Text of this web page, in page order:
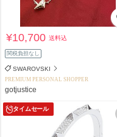
¥10,700送料込
関税負担なし
SWAROVSKI
PREMIUM PERSONAL SHOPPER
gotjustice
タイムセール